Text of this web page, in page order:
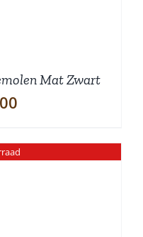
Mat Zwart